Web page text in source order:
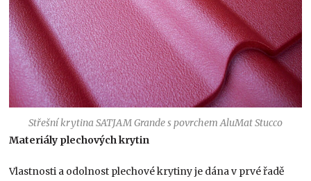
Střešní krytina SATJAM Grande s povrchem AluMat Stucco
Materiály plechových krytin
Vlastnosti a odolnost plechové krytiny je dána v prvé řadě